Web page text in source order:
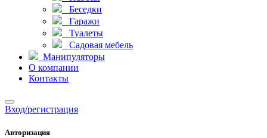
Беседки
Гаражи
Туалеты
Садовая мебель
Манипуляторы
О компании
Контакты
Вход/регистрация
Авторизация